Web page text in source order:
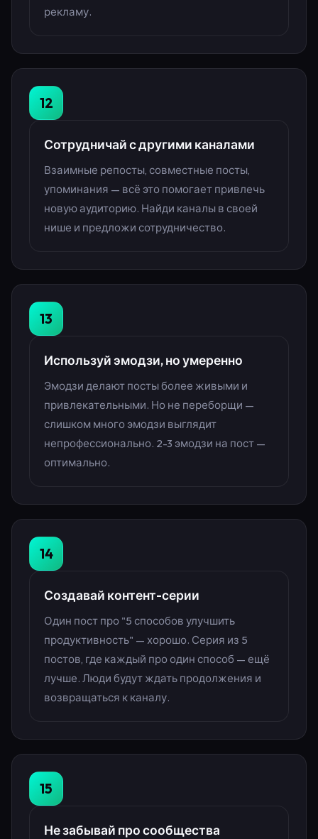
рекламу.
12
Сотрудничай с другими каналами
Взаимные репосты, совместные посты,
упоминания — всё это помогает привлечь
новую аудиторию. Найди каналы в своей
нише и предложи сотрудничество.
13
Используй эмодзи, но умеренно
Эмодзи делают посты более живыми и
привлекательными. Но не переборщи —
слишком много эмодзи выглядит
непрофессионально. 2-3 эмодзи на пост —
оптимально.
14
Создавай контент-серии
Один пост про "5 способов улучшить
продуктивность" — хорошо. Серия из 5
постов, где каждый про один способ — ещё
лучше. Люди будут ждать продолжения и
возвращаться к каналу.
15
Не забывай про сообщества